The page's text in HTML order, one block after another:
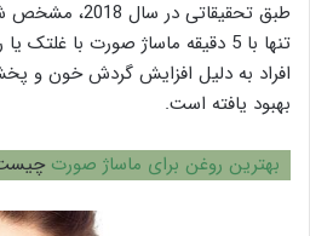
تنها با 5 دقیقه ماساژ صورت با
افراد به دلیل افزایش گردش خون و
بهبود یافته است.
بهترین روغن برای ماساژ صورت